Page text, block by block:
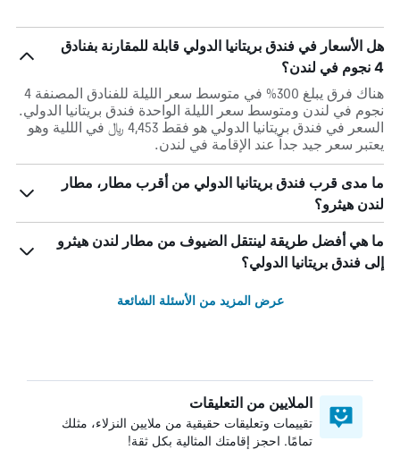
هل الأسعار في فندق بريتانيا الدولي قابلة للمقارنة بفنادق
4 نجوم في لندن؟
هناك فرق يبلغ 300% في متوسط ​​سعر الليلة للفنادق المصنفة 4
نجوم في لندن ومتوسط ​​سعر الليلة الواحدة فندق بريتانيا الدولي.
السعر في فندق بريتانيا الدولي هو فقط 4,453 ﷼ في الللية وهو
يعتبر سعر جيد جداً عند الإقامة في لندن.
ما مدى قرب فندق بريتانيا الدولي من أقرب مطار، مطار
لندن هيثرو؟
ما هي أفضل طريقة لينتقل الضيوف من مطار لندن هيثرو
إلى فندق بريتانيا الدولي؟
عرض المزيد من الأسئلة الشائعة
الملايين من التعليقات
تقييمات وتعليقات حقيقية من ملايين النزلاء، مثلك
تمامًا. احجز إقامتك المثالية بكل ثقة!